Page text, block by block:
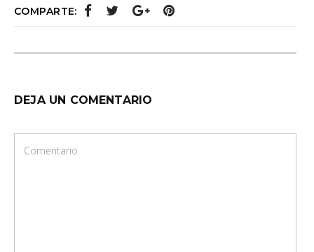
COMPARTE:
DEJA UN COMENTARIO